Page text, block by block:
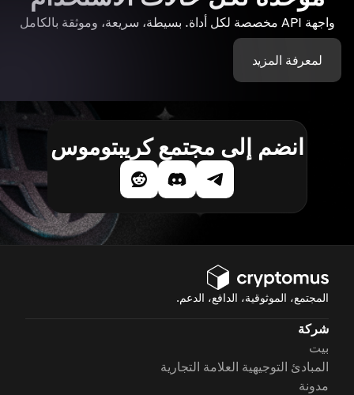
واجهة API مخصصة لكل أداة. بسيطة، سريعة، وموثقة بالكامل
لمعرفة المزيد
انضم إلى مجتمع كريبتوموس
المجتمع، الموثوقية، الدافع، الدعم.
شركة
بيت
المبادئ التوجيهية العلامة التجارية
مدونة